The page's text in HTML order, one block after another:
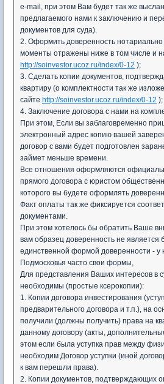
e-mail, при этом Вам будет так же
предлагаемого нами к заключению и
документов для суда).
2. Оформить доверенность
моменты отражены ниже в том числе и
http://soinvestor.ucoz.ru/index/0-12 );
3. Сделать копии документов,
квартиру (о комплектности так же
сайте http://soinvestor.ucoz.ru/index/0-12 );
4. Заключение договора с нами на
При этом, Если вы заблаговременно
электронный адрес копию вашей
договор с вами будет подготовлен
займет меньше времени.
Все отношения оформляются
прямого договора с юристом
которого вы будете оформлять
Факт оплаты так же фиксируется
документами.
При этом хотелось бы обратить Ваше
вам образец доверенность не является
единственной формой доверенности - у
Подмосковья часто свои формы,
Для представления Ваших интересов в
необходимы (простые ксерокопии):
1. Копии договора инвестирования
предварительного договора и т.п.), на
получили (должны получить) права на
данному договору (акты,
этом если была уступка прав между
необходим Договор уступки (иной
к вам перешли права).
2. Копии документов, подтверждающих